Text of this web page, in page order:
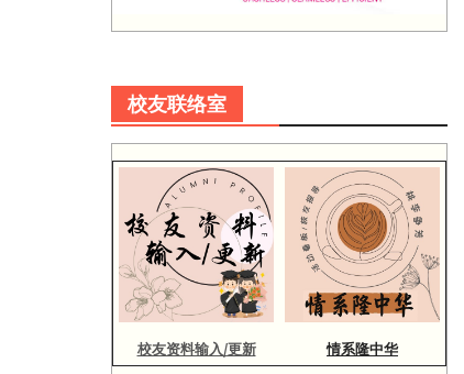
校友联络室
校友资料输入/更新 情系隆中华